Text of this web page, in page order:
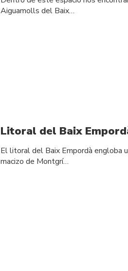
Aiguamolls del Baix…
Litoral del Baix
El litoral del Baix Empordà engloba
macizo de Montgrí…